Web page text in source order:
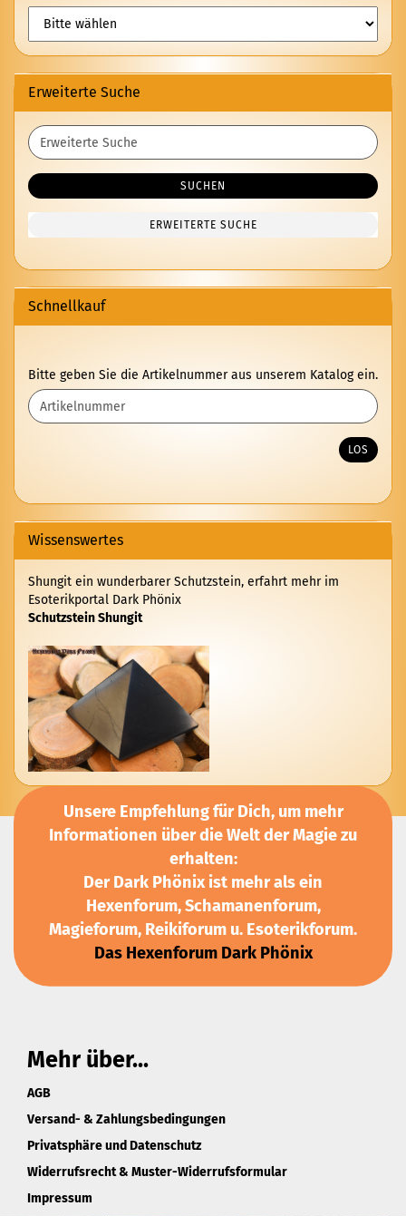
Erweiterte Suche
Erweiterte
Suche
SUCHEN
ERWEITERTE SUCHE
Schnellkauf
BITTE
GEBEN
SIE
DIE
KATALOG
EIN.
Bitte geben Sie die Artikelnummer aus unserem Katalog ein.
LOS
Wissenswertes
Shungit ein wunderbarer Schutzstein, erfahrt mehr im
Esoterikportal Dark Phönix
Schutzstein Shungit
Unsere Empfehlung für Dich, um mehr
Informationen über die Welt der Magie zu
erhalten:
Der Dark Phönix ist mehr als ein
Hexenforum, Schamanenforum,
Magieforum, Reikiforum u. Esoterikforum.
Das Hexenforum Dark Phönix
Mehr über...
AGB
Versand- & Zahlungsbedingungen
Privatsphäre und Datenschutz
Widerrufsrecht & Muster-Widerrufsformular
Impressum